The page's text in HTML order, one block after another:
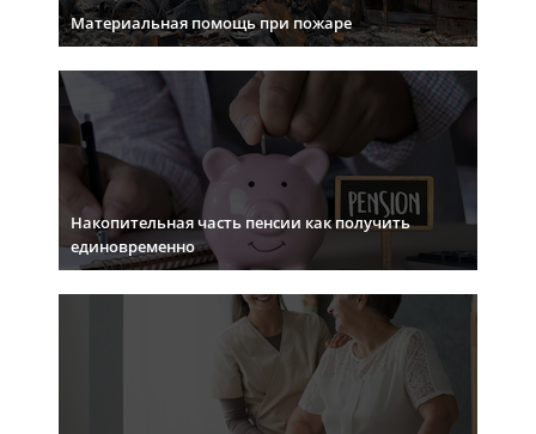
Материальная помощь при пожаре
Накопительная часть пенсии как получить
единовременно